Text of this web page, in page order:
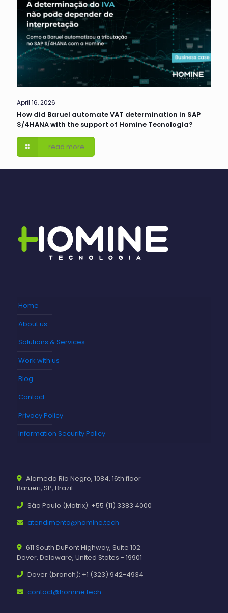
April 16, 2026
How did Baruel automate VAT determination in SAP
S/4HANA with the support of Homine Tecnologia?
read more
Home
About us
Solutions & Services
Work with us
Blog
Contact
Privacy Policy
Information Security Policy
Alameda Rio Negro, 1084, 16th floor
Barueri, SP, Brazil
São Paulo (Matrix): +55 (11) 3383 4000
atendimento@homine.tech
611 South DuPont Highway, Suite 102
Dover, Delaware, United States - 19901
Dover (branch): +1 (323) 942-4934
contact@homine.tech